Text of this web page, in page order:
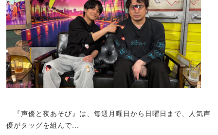
『声優と夜あそび』は、毎週月曜日から日曜日まで、人気声
優がタッグを組んで...